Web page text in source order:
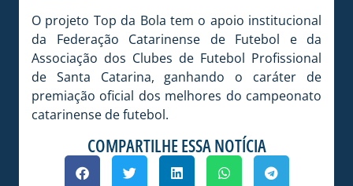
O projeto Top da Bola tem o apoio institucional
da Federação Catarinense de Futebol e da
Associação dos Clubes de Futebol Profissional
de Santa Catarina, ganhando o caráter de
premiação oficial dos melhores do campeonato
catarinense de futebol.
COMPARTILHE ESSA NOTÍCIA